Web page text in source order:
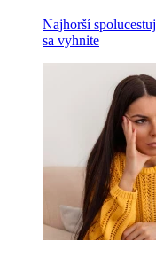
Najhorší
sa vyhnite